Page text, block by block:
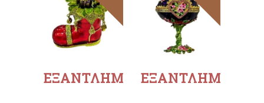
ΕΞΑΝΤΛΗΜΈΝΟ
Διαβάστε
ΕΞΑΝΤΛΗΜΈΝΟ
Διαβάστε